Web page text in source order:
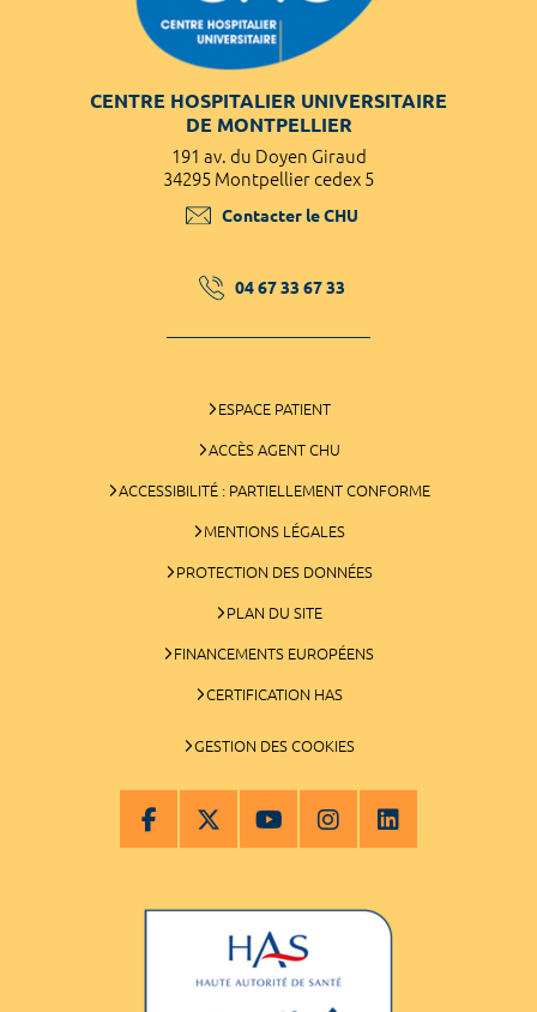
CENTRE HOSPITALIER UNIVERSITAIRE
DE MONTPELLIER
191 av. du Doyen Giraud
34295 Montpellier cedex 5
Contacter le CHU
04 67 33 67 33
ESPACE PATIENT
ACCÈS AGENT CHU
ACCESSIBILITÉ : PARTIELLEMENT CONFORME
MENTIONS LÉGALES
PROTECTION DES DONNÉES
PLAN DU SITE
FINANCEMENTS EUROPÉENS
CERTIFICATION HAS
GESTION DES COOKIES